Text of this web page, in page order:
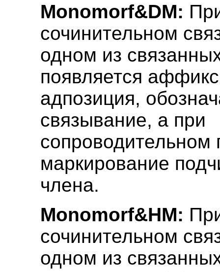
Monomorf&DM:
сочинительном
одном из
появляется
адпозиция,
связывание, а при
сопроводительном
маркирование
члена.
Monomorf&HM:
сочинительном
одном из